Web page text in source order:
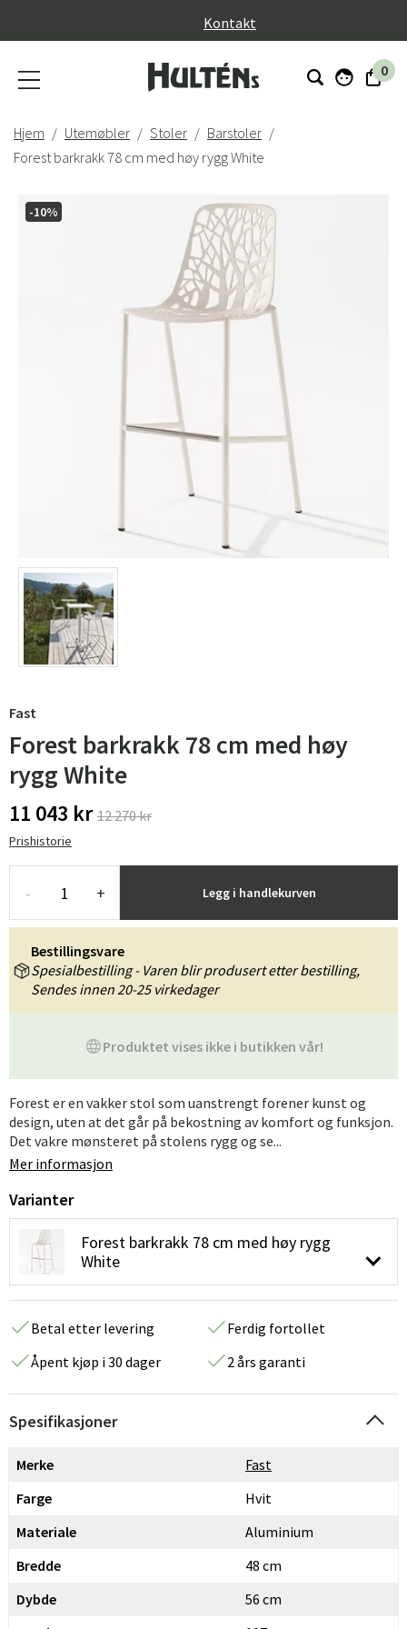
Kontakt
0
Hjem Utemøbler Stoler
Barstoler
Forest barkrakk 78 cm med høy rygg White
-10%
Fast
Forest barkrakk 78 cm med høy
rygg White
11 043 kr 12 270 kr
Prishistorie
- + Legg i handlekurven
Produktet vises ikke i butikken vår!
Bestillingsvare
Spesialbestilling - Varen blir produsert etter bestilling,
Sendes innen 20-25 virkedager
Forest er en vakker stol som uanstrengt forener kunst og
design, uten at det går på bekostning av komfort og funksjon.
Det vakre mønsteret på stolens rygg og se...
Mer informasjon
Varianter
Forest barkrakk 78 cm med høy rygg
White
Betal etter levering
Ferdig fortollet
Åpent kjøp i 30 dager
2 års garanti
Spesifikasjoner
Merke
Fast
Farge
Hvit
Materiale
Aluminium
Bredde
48 cm
Dybde
56 cm